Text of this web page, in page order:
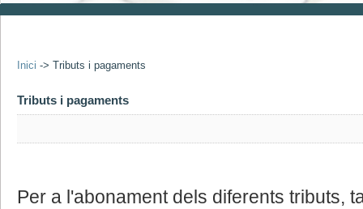
Inici -> Tributs i pagaments
Tributs i pagaments
Per a l'abonament dels diferents tributs,